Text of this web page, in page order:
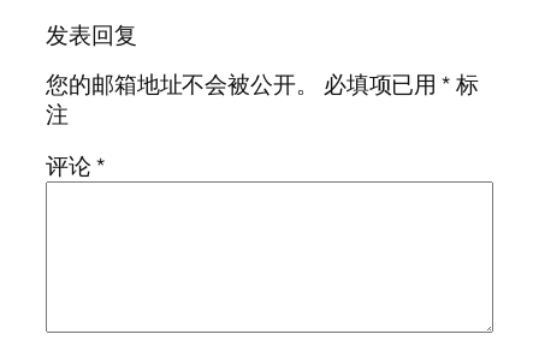
发表回复
您的邮箱地址不会被公开。
必填项已用*标
注
评论*